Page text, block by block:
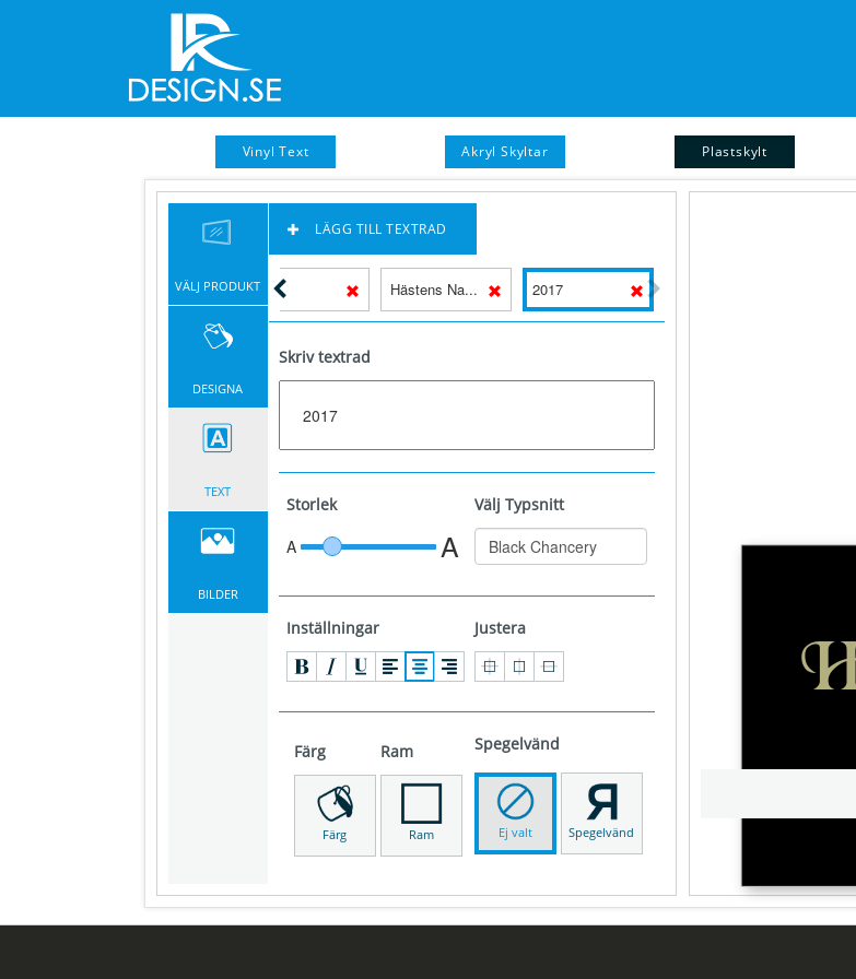
Vinyl Text Akryl Skyltar Plastskylt
VÄLJ PRODUKT
DESIGNA
TEXT
BILDER
LÄGG TILL TEXTRAD
xx Hästens Na... 2017
Skriv textrad
Storlek
A A
Välj Typsnitt
Inställningar Justera
Färg
Färg
Ram
Ram
Spegelvänd
Ej valt Spegelvänd